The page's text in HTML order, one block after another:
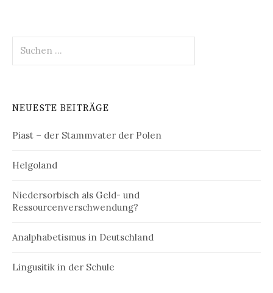
nach:
NEUESTE BEITRÄGE
Piast – der Stammvater der Polen
Helgoland
Niedersorbisch als Geld- und
Ressourcenverschwendung?
Analphabetismus in Deutschland
Lingusitik in der Schule